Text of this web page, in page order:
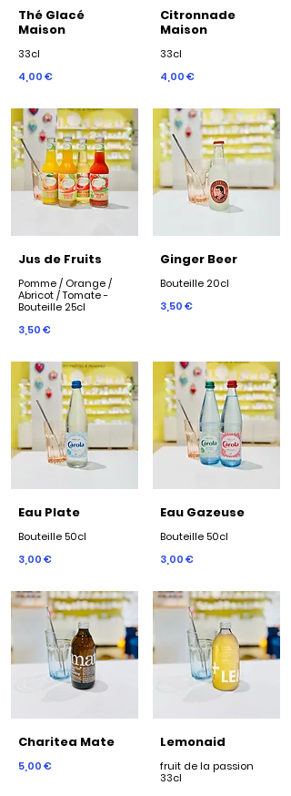
Thé Glacé
Maison
33cl
4,00 €
Citronnade
Maison
33cl
4,00 €
Jus de Fruits
Pomme / Orange /
Abricot / Tomate -
3,50 €
Ginger Beer
Bouteille 20cl
3,50 €
Eau Plate
Bouteille 50cl
3,00 €
Eau Gazeuse
Bouteille 50cl
3,00 €
Charitea Mate
5,00 €
Lemonaid
fruit de la passion
33cl